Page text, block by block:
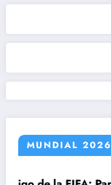
MUNDIAL 2026